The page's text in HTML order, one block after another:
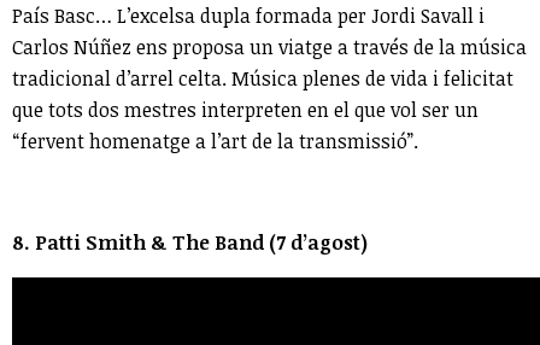
País Basc… L’excelsa dupla formada per Jordi Savall i
Carlos Núñez ens proposa un viatge a través de la música
tradicional d’arrel celta. Música plenes de vida i felicitat
que tots dos mestres interpreten en el que vol ser un
“fervent homenatge a l’art de la transmissió”.
8. Patti Smith & The Band (7 d’agost)